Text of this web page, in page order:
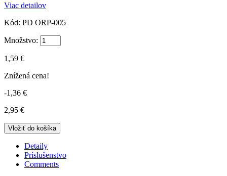
Viac detailov
Kód: PD ORP-005
Množstvo:
1,59 €
Znížená cena!
-1,36 €
2,95 €
Detaily
Príslušenstvo
Comments